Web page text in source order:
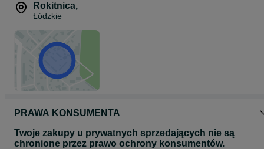
Rokitnica,
Łódzkie
PRAWA KONSUMENTA
Twoje zakupy u prywatnych sprzedających nie są
chronione przez prawo ochrony konsumentów.